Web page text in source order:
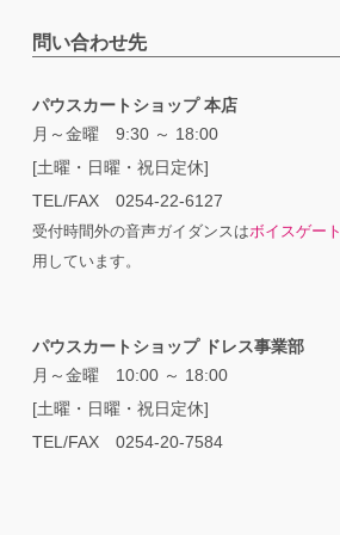
問い合わせ先
パウスカートショップ 本店
月～金曜 9:30 ～ 18:00
[土曜・日曜・祝日定休]
TEL/FAX 0254-22-6127
受付時間外の音声ガイダンスはボイスゲート
用しています。
パウスカートショップ ドレス事業部
月～金曜 10:00 ～ 18:00
[土曜・日曜・祝日定休]
TEL/FAX 0254-20-7584